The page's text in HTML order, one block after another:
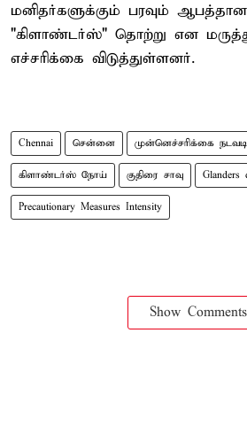
மனிதர்களுக்கும் பரவும்
"கிளாண்டர்ஸ்" தொற்று என
எச்சரிக்கை விடுத்துள்ளனர்.
Chennai சென்னை முன்னெச்சரிக்கை
கிளாண்டர்ஸ் நோய் குதிரை சாவு Glanders
Precautionary Measures Intensity
Show Comments